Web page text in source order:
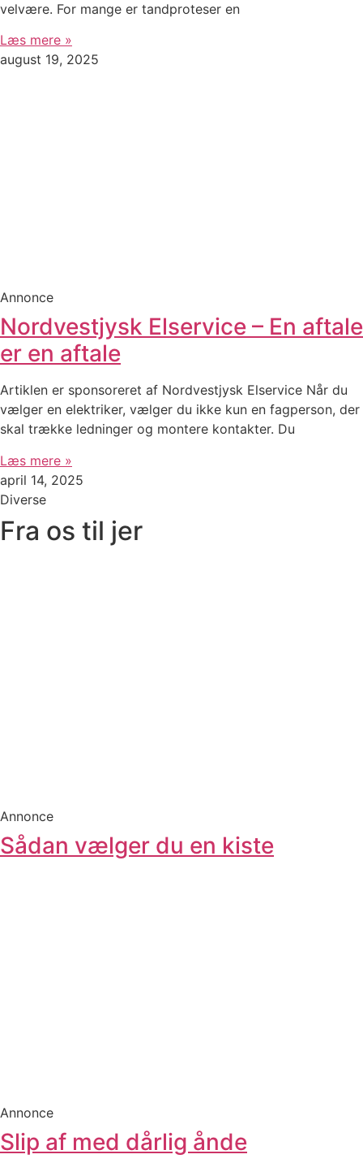
velvære. For mange er tandproteser en
Læs mere »
august 19, 2025
Annonce
Nordvestjysk Elservice – En aftale
er en aftale
Artiklen er sponsoreret af Nordvestjysk Elservice Når du
vælger en elektriker, vælger du ikke kun en fagperson, der
skal trække ledninger og montere kontakter. Du
Læs mere »
april 14, 2025
Diverse
Fra os til jer
Annonce
Sådan vælger du en kiste
Annonce
Slip af med dårlig ånde